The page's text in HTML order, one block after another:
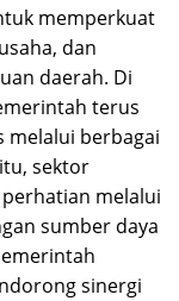
memperkuat
dan
daerah. Di
terus
melalui berbagai
sektor
melalui
sumber daya
sinergi